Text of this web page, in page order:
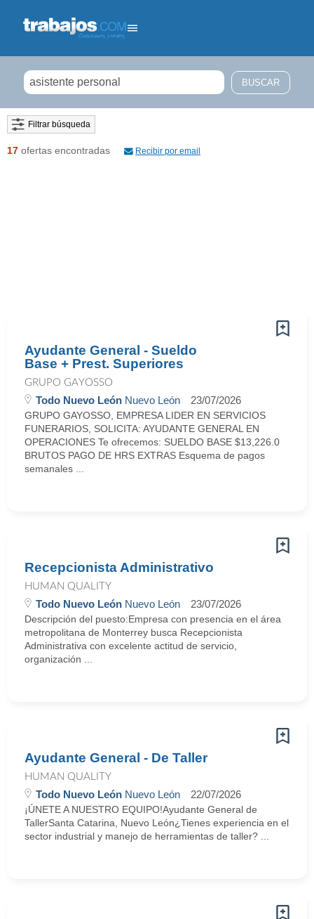
Filtrar búsqueda
17 ofertas encontradas Recibir por email
Ayudante General - Sueldo
Base + Prest. Superiores
GRUPO GAYOSSO
Todo Nuevo León Nuevo León 23/07/2026
GRUPO GAYOSSO, EMPRESA LIDER EN SERVICIOS
FUNERARIOS, SOLICITA: AYUDANTE GENERAL EN
OPERACIONES Te ofrecemos: SUELDO BASE $13,226.0
BRUTOS PAGO DE HRS EXTRAS Esquema de pagos
semanales ...
Recepcionista Administrativo
HUMAN QUALITY
Todo Nuevo León Nuevo León 23/07/2026
Descripción del puesto:Empresa con presencia en el área
metropolitana de Monterrey busca Recepcionista
Administrativa con excelente actitud de servicio,
organización ...
Ayudante General - De Taller
HUMAN QUALITY
Todo Nuevo León Nuevo León 22/07/2026
¡ÚNETE A NUESTRO EQUIPO!Ayudante General de
TallerSanta Catarina, Nuevo León¿Tienes experiencia en el
sector industrial y manejo de herramientas de taller? ...